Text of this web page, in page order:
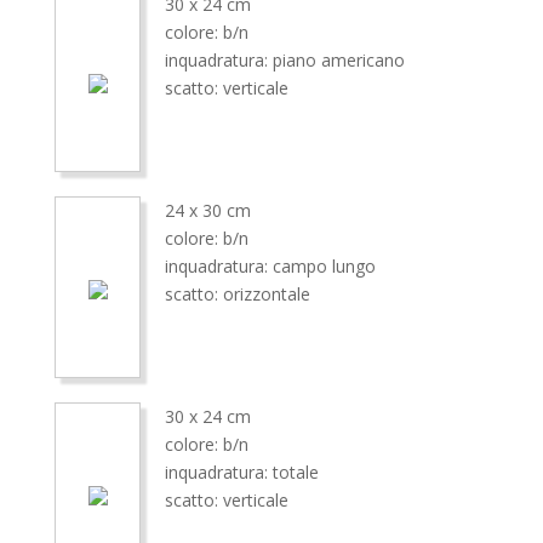
colore: b/n
inquadratura: piano americano
scatto: verticale
24 x 30 cm
colore: b/n
inquadratura: campo lungo
scatto: orizzontale
30 x 24 cm
colore: b/n
inquadratura: totale
scatto: verticale